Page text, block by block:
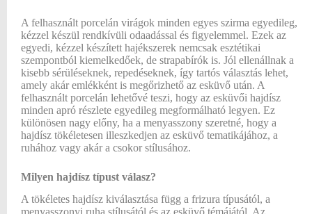
A felhasznált porcelán virágok minden egyes szirma egyedileg,
kézzel készül rendkívüli odaadással és figyelemmel. Ezek az
egyedi, kézzel készített hajékszerek nemcsak esztétikai
szempontból kiemelkedőek, de strapabírók is. Jól ellenállnak a
kisebb sérüléseknek, repedéseknek, így tartós választás lehet,
amely akár emlékként is megőrizhető az esküvő után. A
felhasznált porcelán lehetővé teszi, hogy az esküvői hajdísz
minden apró részlete egyedileg megformálható legyen. Ez
különösen nagy előny, ha a menyasszony szeretné, hogy a
hajdísz tökéletesen illeszkedjen az esküvő tematikájához, a
ruhához vagy akár a csokor stílusához.
Milyen hajdísz típust válasz?
A tökéletes hajdísz kiválasztása függ a frizura típusától, a